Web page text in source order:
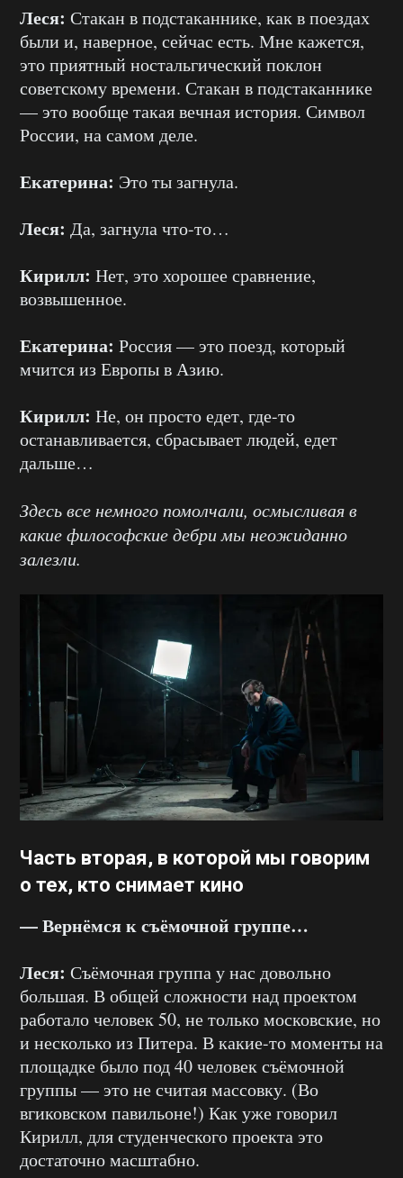
Леся: Стакан в подстаканнике, как в поездах
были и, наверное, сейчас есть. Мне кажется,
это приятный ностальгический поклон
советскому времени. Стакан в подстаканнике
— это вообще такая вечная история. Символ
России, на самом деле.
Екатерина: Это ты загнула.
Леся: Да, загнула что-то…
Кирилл: Нет, это хорошее сравнение,
возвышенное.
Екатерина: Россия — это поезд, который
мчится из Европы в Азию.
Кирилл: Не, он просто едет, где-то
останавливается, сбрасывает людей, едет
дальше…
Здесь все немного помолчали, осмысливая в
какие философские дебри мы неожиданно
залезли.
Часть вторая, в которой мы говорим
о тех, кто снимает кино
— Вернёмся к съёмочной группе…
Леся: Съёмочная группа у нас довольно
большая. В общей сложности над проектом
работало человек 50, не только московские, но
и несколько из Питера. В какие-то моменты на
площадке было под 40 человек съёмочной
группы — это не считая массовку. (Во
вгиковском павильоне!) Как уже говорил
Кирилл, для студенческого проекта это
достаточно масштабно.